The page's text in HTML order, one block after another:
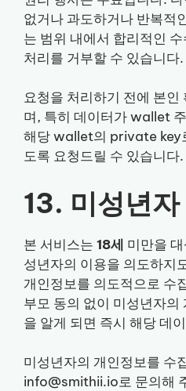
없거나 과도하거나 반복적
는 범위 내에서 합리적인
처리를 거부할 수 있습니다.
요청을 처리하기 전에 본인
며, 특히 데이터가 wallet
해당 wallet의 private key
도록 요청드릴 수 있습니다.
13. 미성년자
본 서비스는 18세 미만을
성년자의 이용을 의도하지
개인정보를 의도적으로 수
부모 동의 없이 미성년자의
을 알게 되면 즉시 해당 데
미성년자의 개인정보를 수
info@smithii.io로 문의해